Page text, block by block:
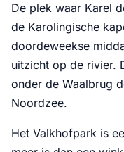
De plek waar Karel
de Karolingische
doordeweekse
uitzicht op de rivier.
onder de Waalbrug
Noordzee.
Het Valkhofpark is